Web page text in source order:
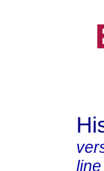
line